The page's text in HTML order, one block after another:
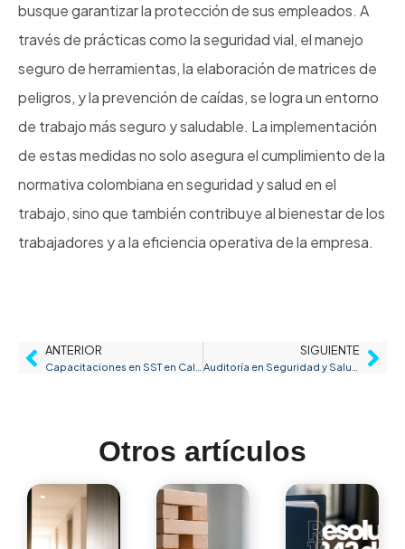
busque garantizar la protección de sus empleados. A
través de prácticas como la seguridad vial, el manejo
seguro de herramientas, la elaboración de matrices de
peligros, y la prevención de caídas, se logra un entorno
de trabajo más seguro y saludable. La implementación
de estas medidas no solo asegura el cumplimiento de la
normativa colombiana en seguridad y salud en el
trabajo, sino que también contribuye al bienestar de los
trabajadores y a la eficiencia operativa de la empresa.
ANTERIOR SIGUIENTE
Otros artículos